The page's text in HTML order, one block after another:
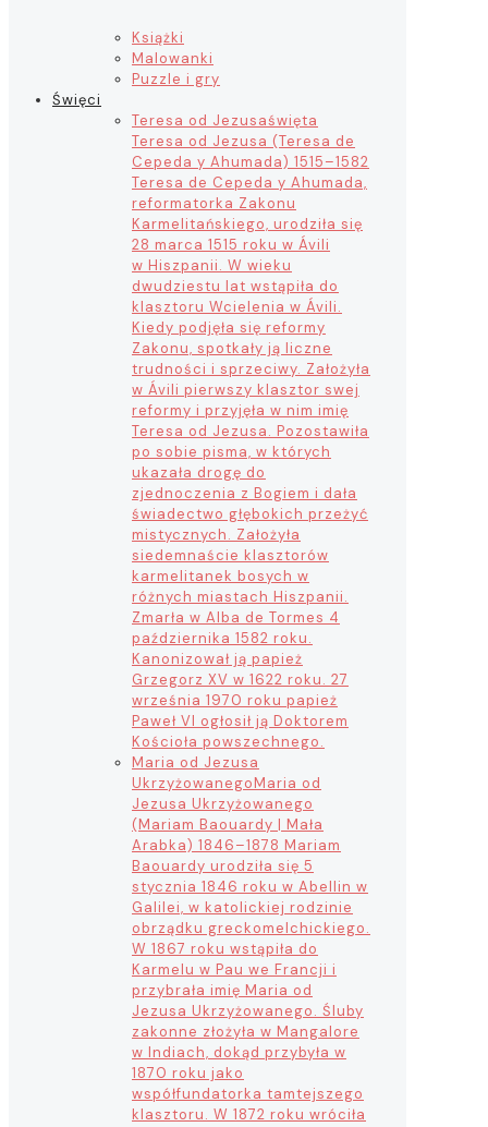
Książki
Malowanki
Puzzle i gry
Święci
Teresa od Jezusaświęta
Teresa od Jezusa (Teresa de
Cepeda y Ahumada) 1515–1582
Teresa de Cepeda y Ahumada,
reformatorka Zakonu
Karmelitańskiego, urodziła się
28 marca 1515 roku w Ávili
w Hiszpanii. W wieku
dwudziestu lat wstąpiła do
klasztoru Wcielenia w Ávili.
Kiedy podjęła się reformy
Zakonu, spotkały ją liczne
trudności i sprzeciwy. Założyła
w Ávili pierwszy klasztor swej
reformy i przyjęła w nim imię
Teresa od Jezusa. Pozostawiła
po sobie pisma, w których
ukazała drogę do
zjednoczenia z Bogiem i dała
świadectwo głębokich przeżyć
mistycznych. Założyła
siedemnaście klasztorów
karmelitanek bosych w
różnych miastach Hiszpanii.
Zmarła w Alba de Tormes 4
października 1582 roku.
Kanonizował ją papież
Grzegorz XV w 1622 roku. 27
września 1970 roku papież
Paweł VI ogłosił ją Doktorem
Kościoła powszechnego.
Maria od Jezusa
UkrzyżowanegoMaria od
Jezusa Ukrzyżowanego
(Mariam Baouardy | Mała
Arabka) 1846–1878 Mariam
Baouardy urodziła się 5
stycznia 1846 roku w Abellin w
Galilei, w katolickiej rodzinie
obrządku greckomelchickiego.
W 1867 roku wstąpiła do
Karmelu w Pau we Francji i
przybrała imię Maria od
Jezusa Ukrzyżowanego. Śluby
zakonne złożyła w Mangalore
w Indiach, dokąd przybyła w
1870 roku jako
współfundatorka tamtejszego
klasztoru. W 1872 roku wróciła